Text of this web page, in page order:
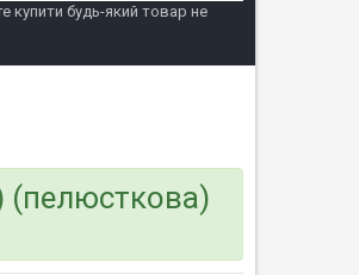
купити будь-який товар не
(пелюсткова)